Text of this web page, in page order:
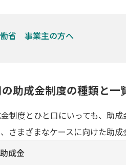
省 事業主の方へ
助成金制度の種類と一
制度とひと口にいっても、助
さまざまなケースに向けた助成
成金